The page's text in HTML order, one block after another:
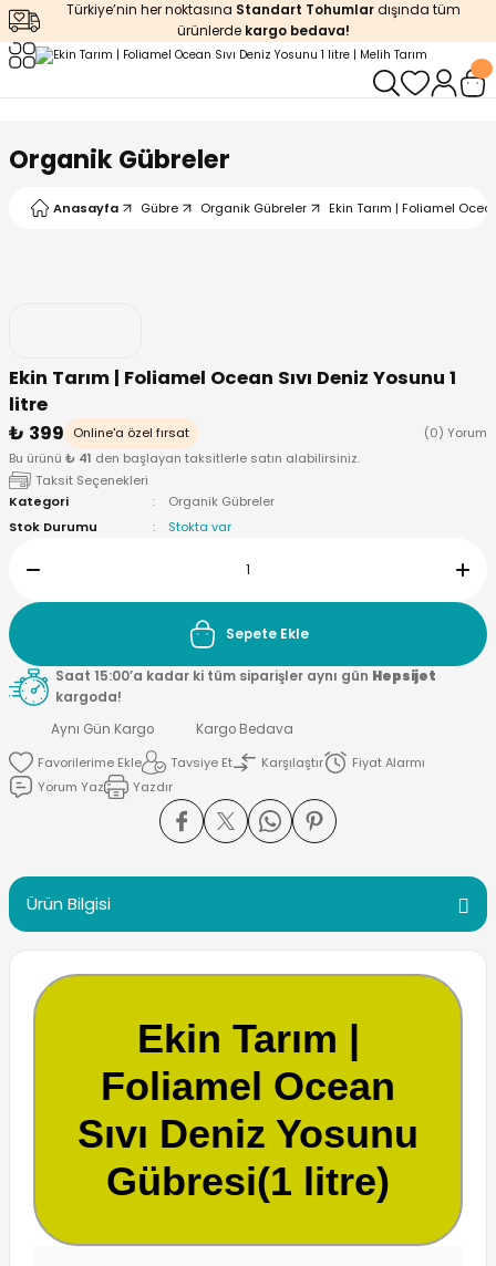
Türkiye’nin her noktasına Standart Tohumlardışında tüm
ürünlerde kargo bedava!
Organik Gübreler
Anasayfa Gübre Organik Gübreler Ekin Tarım | Foliamel
Ekin Tarım | Foliamel Ocean Sıvı Deniz Yosunu 1
litre
₺ 399
Online'a özel fırsat
(0) Yorum
Bu ürünü ₺ 41 den başlayan taksitlerle satın alabilirsiniz.
Taksit Seçenekleri
Kategori
Organik Gübreler
Stok Durumu
Stokta var
Sepete Ekle
Saat 15:00’a kadar ki tüm siparişler aynı gün Hepsijet
kargoda!
Aynı Gün Kargo
Kargo Bedava
Tavsiye Et
Karşılaştır
Fiyat Alarmı
Yorum Yaz
Yazdır
Ürün Bilgisi
Ekin Tarım |
Foliamel Ocean
Sıvı Deniz Yosunu
Gübresi(1 litre)
Geri Dön
Geri Dön
Geri Dön
Geri Dön
Ürünleri
Geri Dön
Asit